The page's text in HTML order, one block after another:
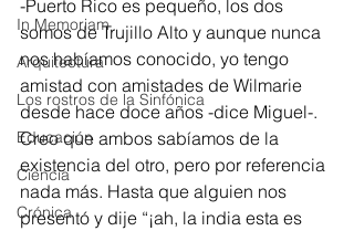
In Memoriam
Arquitectura
Los rostros de la Sinfónica
Educación
Ciencia
Crónica
-Puerto Rico es pequeño, los dos
somos de Trujillo Alto y aunque nunca
nos habíamos conocido, yo tengo
amistad con amistades de Wilmarie
desde hace doce años -dice Miguel-.
Creo que ambos sabíamos de la
existencia del otro, pero por referencia
nada más. Hasta que alguien nos
presentó y dije “¡ah, la india esta es